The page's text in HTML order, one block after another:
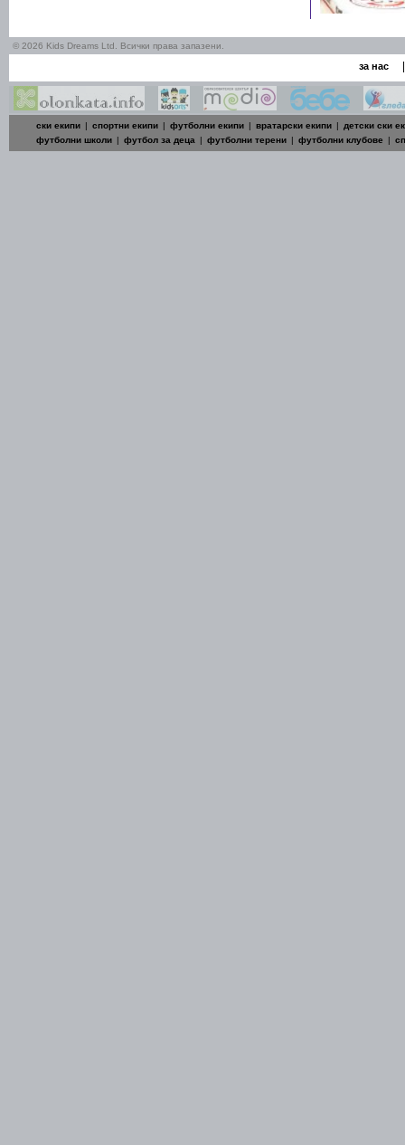
© 2026 Kids Dreams Ltd. Всички права запазени.
за нас
ски екипи | спортни екипи | футболни екипи | вратарски екипи |
детски ски
футболни школи | футбол за деца | футболни терени | футболни клубове |